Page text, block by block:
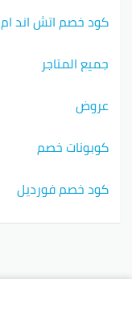
كود خصم اتش اند ام
جميع المتاجر
عروض
كوبونات خصم
كود خصم فورديل